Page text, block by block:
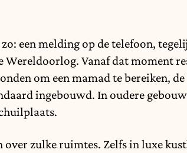
een melding op de telefoon,
Wereldoorlog. Vanaf dat moment
om een mamad te bereiken,
ingebouwd. In oudere
over zulke ruimtes. Zelfs in luxe